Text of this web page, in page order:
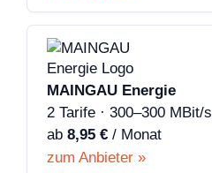
MAINGAU Energie
2 Tarife · 300–300 MBit/s
ab 8,95 € / Monat
zum Anbieter »